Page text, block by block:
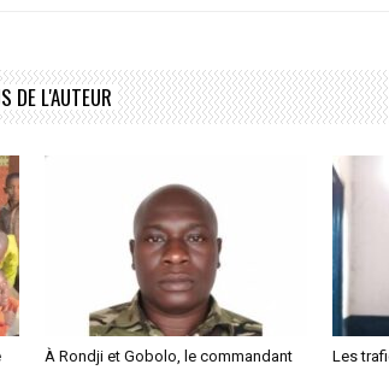
DE L'AUTEUR
À Rondji et Gobolo, le commandant
Les